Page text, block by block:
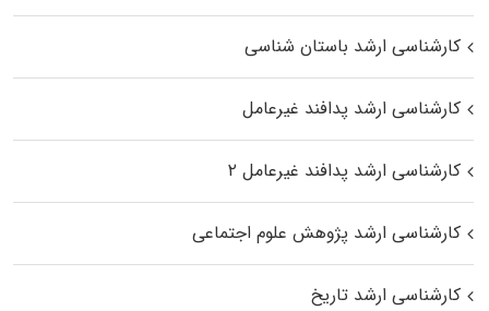
کارشناسی ارشد باستان شناسی
کارشناسی ارشد پدافند غیرعامل
کارشناسی ارشد پدافند غیرعامل ۲
کارشناسی ارشد پژوهش علوم اجتماعی
کارشناسی ارشد تاریخ